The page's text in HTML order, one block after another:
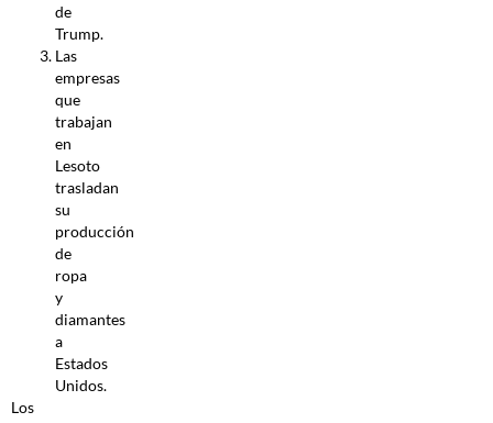
de
Trump.
Las
empresas
que
trabajan
en
Lesoto
trasladan
su
producción
de
ropa
y
diamantes
a
Estados
Unidos.
Los